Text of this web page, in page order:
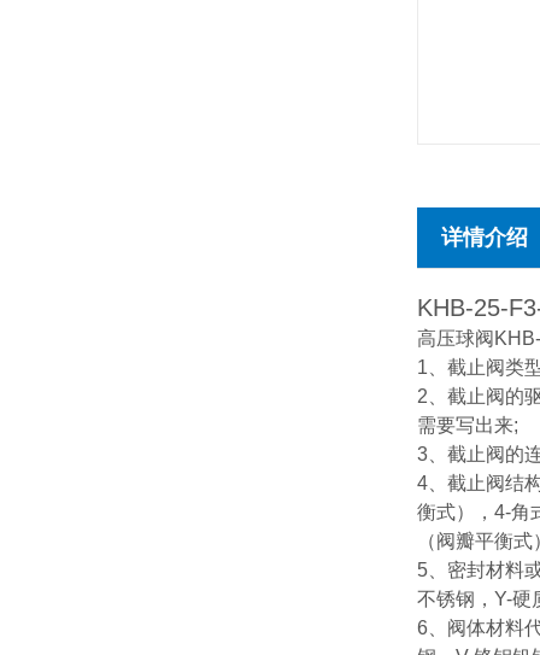
详情介绍
KHB-25-
高压球阀
1、截止阀类
2、截止阀的
需要写出来;
3、截止阀的
4、截止阀结
衡式），4-角
（阀瓣平衡式
5、密封材料
不锈钢，Y-硬
6、阀体材料